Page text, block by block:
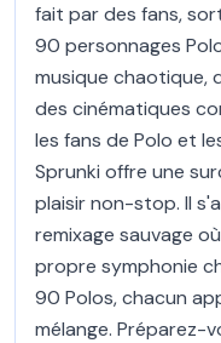
fait par des fans,
90 personnages
musique chaotique,
des cinématiques
les fans de Polo et
Sprunki offre une
plaisir non-stop. Il
remixage sauvage
propre symphonie
90 Polos, chacun
mélange. Préparez-